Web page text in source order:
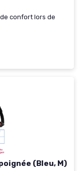
confort lors de
(Bleu, M)